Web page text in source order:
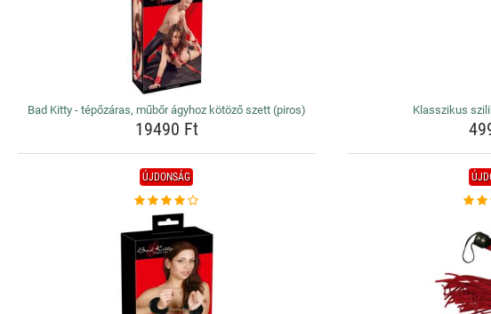
Bad Kitty - tépőzáras, műbőr ágyhoz kötöző szett (piros)
19490 Ft
Klasszikus
ÚJDONSÁG